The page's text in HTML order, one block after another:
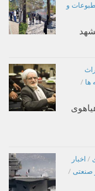
و
ها /
/ اخبار
صنعتی /